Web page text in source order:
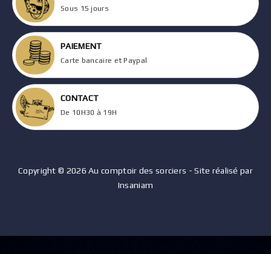
Sous 15 jours
PAIEMENT
Carte bancaire et Paypal
CONTACT
De 10H30 à 19H
Copyright © 2026 Au comptoir des sorciers - Site réalisé par
Insaniam